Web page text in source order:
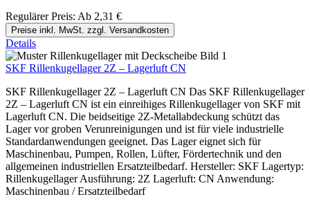
Regulärer Preis: Ab 2,31 €
Preise inkl. MwSt. zzgl. Versandkosten
Details
SKF Rillenkugellager 2Z – Lagerluft CN
SKF Rillenkugellager 2Z – Lagerluft CN Das SKF Rillenkugellager
2Z – Lagerluft CN ist ein einreihiges Rillenkugellager von SKF mit
Lagerluft CN. Die beidseitige 2Z-Metallabdeckung schützt das
Lager vor groben Verunreinigungen und ist für viele industrielle
Standardanwendungen geeignet. Das Lager eignet sich für
Maschinenbau, Pumpen, Rollen, Lüfter, Fördertechnik und den
allgemeinen industriellen Ersatzteilbedarf. Hersteller: SKF Lagertyp:
Rillenkugellager Ausführung: 2Z Lagerluft: CN Anwendung:
Maschinenbau / Ersatzteilbedarf